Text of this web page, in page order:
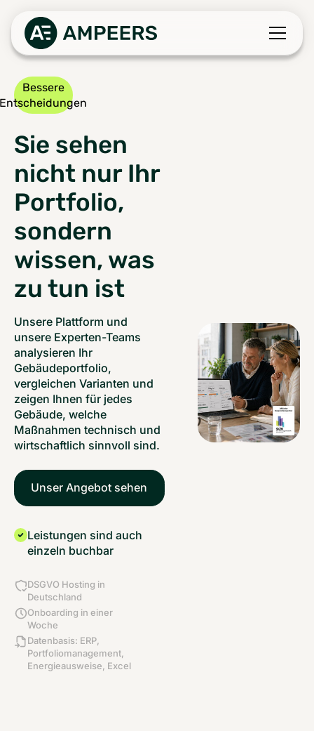
Bessere
Entscheidungen
Sie sehen
nicht nur Ihr
Portfolio,
sondern
wissen, was
zu tun ist
Unsere Plattform und
unsere Experten-Teams
analysieren Ihr
Gebäudeportfolio,
vergleichen Varianten und
zeigen Ihnen für jedes
Gebäude, welche
Maßnahmen technisch und
wirtschaftlich sinnvoll sind.
Unser Angebot sehen
Leistungen sind auch
einzeln buchbar
DSGVO Hosting in
Deutschland
Onboarding in einer
Woche
Datenbasis: ERP,
Portfoliomanagement,
Energieausweise, Excel